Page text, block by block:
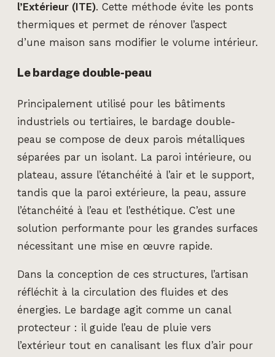
l’Extérieur (ITE). Cette méthode évite les ponts
thermiques et permet de rénover l’aspect
d’une maison sans modifier le volume intérieur.
Le bardage double-peau
Principalement utilisé pour les bâtiments
industriels ou tertiaires, le bardage double-
peau se compose de deux parois métalliques
séparées par un isolant. La paroi intérieure, ou
plateau, assure l’étanchéité à l’air et le support,
tandis que la paroi extérieure, la peau, assure
l’étanchéité à l’eau et l’esthétique. C’est une
solution performante pour les grandes surfaces
nécessitant une mise en œuvre rapide.
Dans la conception de ces structures, l’artisan
réfléchit à la circulation des fluides et des
énergies. Le bardage agit comme un canal
protecteur : il guide l’eau de pluie vers
l’extérieur tout en canalisant les flux d’air pour